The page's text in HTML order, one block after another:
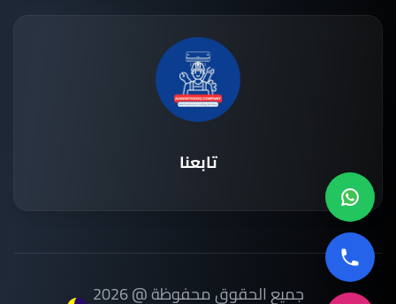
تابعنا
جميع الحقوق محفوظة @ 2026